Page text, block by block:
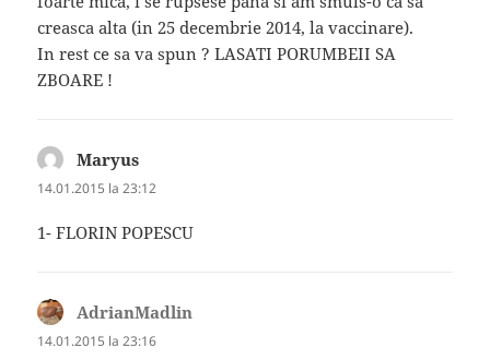
creasca alta (in 25 decembrie 2014, la vaccinare).
In rest ce sa va spun ? LASATI PORUMBEII SA
ZBOARE !
Maryus
14.01.2015 la 23:12
1- FLORIN POPESCU
AdrianMadlin
14.01.2015 la 23:16